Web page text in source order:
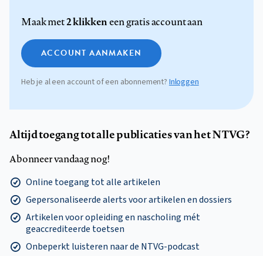
Maak met2 klikkeneen gratis account aan
ACCOUNT AANMAKEN
Heb je al een account of een abonnement?Inloggen
Altijd toegang tot alle publicaties van het NTVG?
Abonneer vandaag nog!
Online toegang tot alle artikelen
Gepersonaliseerde alerts voor artikelen en dossiers
Artikelen voor opleiding en nascholing mét
geaccrediteerde toetsen
Onbeperkt luisteren naar de NTVG-podcast